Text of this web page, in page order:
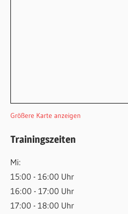
Größere Karte anzeigen
Trainingszeiten
Mi:
15:00 - 16:00 Uhr
16:00 - 17:00 Uhr
17:00 - 18:00 Uhr